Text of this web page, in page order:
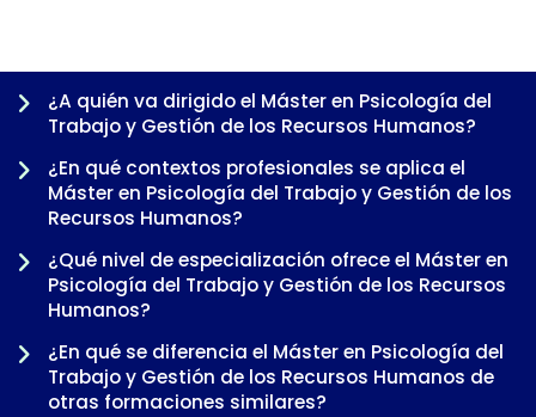
¿A quién va dirigido el Máster en Psicología del
Trabajo y Gestión de los Recursos Humanos?
¿En qué contextos profesionales se aplica el
Máster en Psicología del Trabajo y Gestión de los
Recursos Humanos?
¿Qué nivel de especialización ofrece el Máster en
Psicología del Trabajo y Gestión de los Recursos
Humanos?
¿En qué se diferencia el Máster en Psicología del
Trabajo y Gestión de los Recursos Humanos de
otras formaciones similares?